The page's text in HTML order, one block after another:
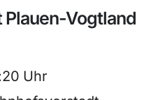
Plauen-Vogtland
Uhr